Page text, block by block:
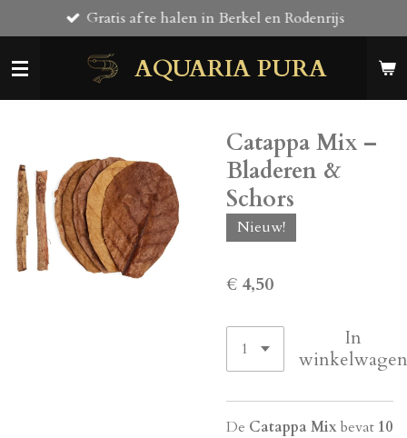
direct
naar
AQUARIA PURA
Gratis af te halen in Berkel en Rodenrijs
Catappa Mix –
Bladeren &
Schors
Nieuw!
€ 4,50
In
winkelwagen
De Catappa Mixbevat 10